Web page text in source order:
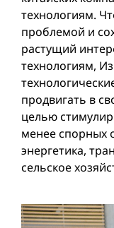
технологиям.
проблемой и
растущий
технологиям,
продвигать в
целью
менее спорных
энергетика,
сельское